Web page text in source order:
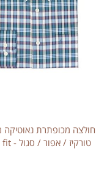
חולצה מכופתרת נאוטיקה
טורקיז / אפור / סגול - Slim fit